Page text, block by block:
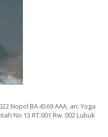
Nopol BA 4569 AAA, an. Yoga
No 13 RT.001 Rw. 002 Lubuk